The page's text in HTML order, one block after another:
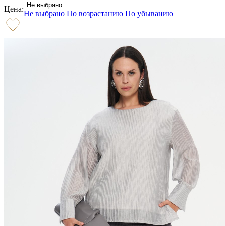
Цена: Не выбрано
Не выбрано По возрастанию По убыванию